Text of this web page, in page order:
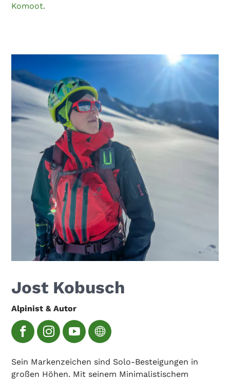
Komoot.
Jost Kobusch
Alpinist & Autor
Sein Markenzeichen sind Solo-Besteigungen in
großen Höhen. Mit seinem Minimalistischem